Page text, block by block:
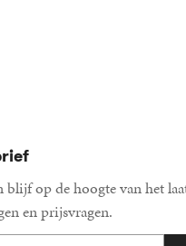
op de hoogte van het
en prijsvragen.